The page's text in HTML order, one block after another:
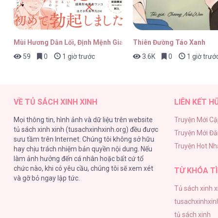
Hoa Nở Trong Đêm Trắng [...] – Chap
Hoa Nở Trong Đêm Trắng [...] – Chap
Hoa Nở Trong Đêm Trắng [...] –
Mùi Hương Dẫn Lối, Định Mệnh Giao Thoa
59
0 1 giờ trước
Thiên Đường Táo Xanh
3.6K
0 1 giờ
VỀ TỦ SÁCH XINH XINH
Mọi thông tin, hình ảnh và dữ liệu trên website
tủ sách xinh xinh (tusachxinhxinh.org) đều được
sưu tầm trên Internet. Chúng tôi không sở hữu
hay chịu trách nhiệm bản quyền nội dung. Nếu
làm ảnh hưởng đến cá nhân hoặc bất cứ tổ
chức nào, khi có yêu cầu, chúng tôi sẽ xem xét
và gỡ bỏ ngay lập tức.
LIÊN KẾT
Truyện Mới
Truyện Mới
Truyện Hot
TỪ KHÓA
Tủ sách xinh
tủ sách xinh